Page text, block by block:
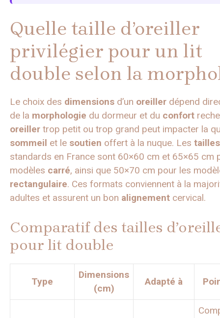
Quelle taille d’oreiller
privilégier pour un lit
double selon la
Le choix des dimensions d’un oreiller dépend
de la morphologie du dormeur et du confort
oreiller trop petit ou trop grand peut impacter la
sommeil et le soutien offert à la nuque. Les tailles
standards en France sont 60×60 cm et 65×65 cm
modèles carré, ainsi que 50×70 cm pour les
rectangulaire. Ces formats conviennent à la
adultes et assurent un bon alignement cervical.
Comparatif des tailles
pour lit double
Type
Dimensions
(cm)
Adapté à